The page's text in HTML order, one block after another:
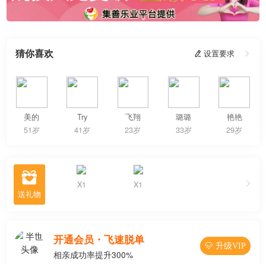
猜你喜欢  设置要求 
美的
51岁
Try
41岁
飞翔
23岁
璐璐
33岁
艳艳
29岁
 X1 X1
开通会员・飞速脱单
相亲成功率提升300%
 升级VIP